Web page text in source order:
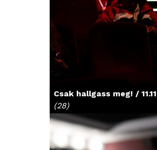
Csak hallgass meg! /
(28)